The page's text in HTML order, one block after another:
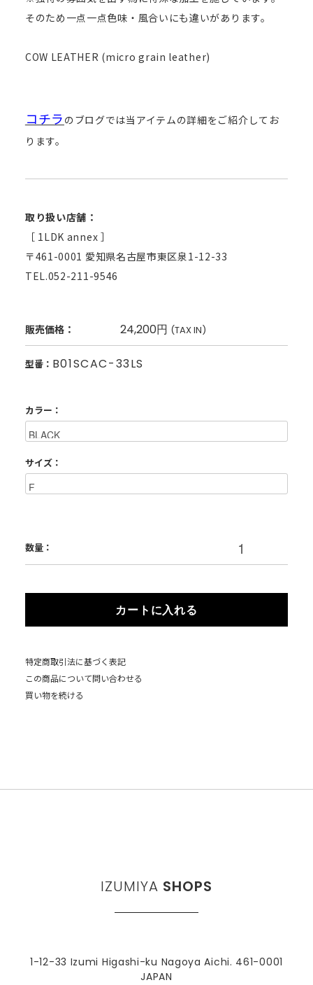
そのため一点一点色味・風合いにも違いがあります。
COW LEATHER (micro grain leather)
コチラ のブログでは当アイテムの詳細をご紹介してお
ります。
取り扱い店舗：
［ 1LDK annex ］
〒461-0001 愛知県名古屋市東区泉1-12-33
TEL.052-211-9546
販売価格： 24,200円 (TAX IN)
型番： B01SCAC-33LS
カラー：
サイズ：
数量：
カートに入れる
特定商取引法に基づく表記
この商品について問い合わせる
買い物を続ける
IZUMIYA SHOPS
1-12-33 Izumi Higashi-ku Nagoya Aichi. 461-0001
JAPAN